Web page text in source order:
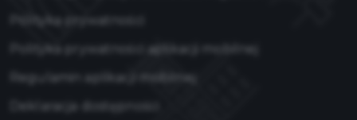
Polityka prywatności
Polityka prywatności aplikacji mobilnej
Regulamin aplikacji mobilnej
Deklaracja dostępności